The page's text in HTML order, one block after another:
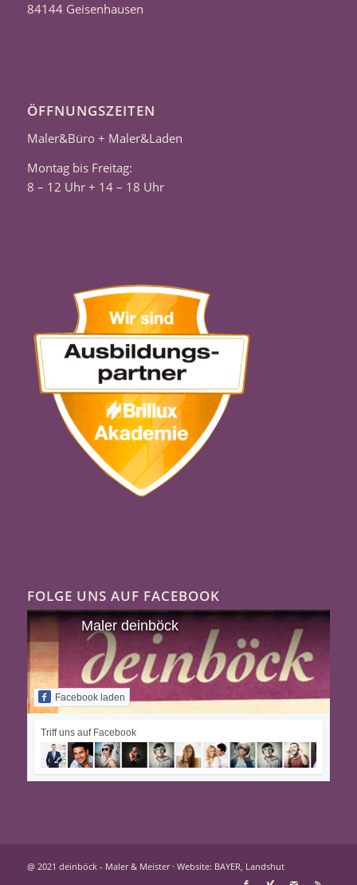
84144 Geisenhausen
ÖFFNUNGSZEITEN
Maler&Büro + Maler&Laden
Montag bis Freitag:
8 – 12 Uhr + 14 – 18 Uhr
FOLGE UNS AUF FACEBOOK
Maler deinböck
Facebook laden
Triff uns auf Facebook
@ 2021 deinböck - Maler & Meister · Website: BAYER, Landshut